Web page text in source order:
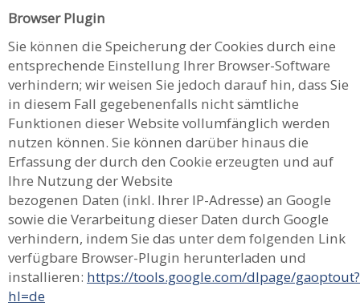
Browser Plugin
Sie können die Speicherung der Cookies durch eine
entsprechende Einstellung Ihrer Browser-Software
verhindern; wir weisen Sie jedoch darauf hin, dass Sie
in diesem Fall gegebenenfalls nicht sämtliche
Funktionen dieser Website vollumfänglich werden
nutzen können. Sie können darüber hinaus die
Erfassung der durch den Cookie erzeugten und auf
Ihre Nutzung der Website
bezogenen Daten (inkl. Ihrer IP-Adresse) an Google
sowie die Verarbeitung dieser Daten durch Google
verhindern, indem Sie das unter dem folgenden Link
verfügbare Browser-Plugin herunterladen und
installieren: https://tools.google.com/dlpage/gaoptout?
hl=de